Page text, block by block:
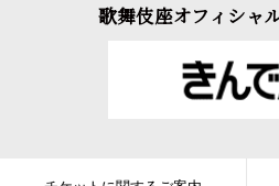
歌舞伎座オフィシャ